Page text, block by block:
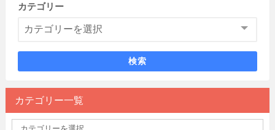
カテゴリー
検索
カテゴリー一覧